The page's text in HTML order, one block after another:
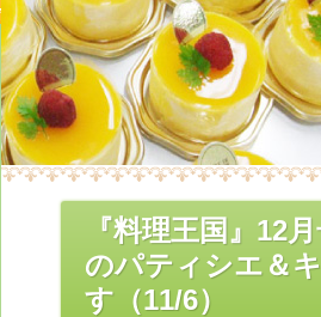
スイーツニュース
メディア登場のお知らせ
開催講座
イベント参加募集
取材・レポート
パティスリーオープン記念日カレン
『料理王国』12
のパティシエ＆
す（11/6）